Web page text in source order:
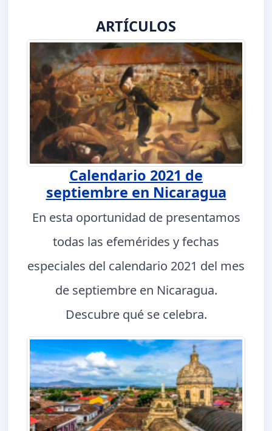
ARTÍCULOS
Calendario 2021 de
septiembre en Nicaragua
En esta oportunidad de presentamos
todas las efemérides y fechas
especiales del calendario 2021 del mes
de septiembre en Nicaragua.
Descubre qué se celebra.